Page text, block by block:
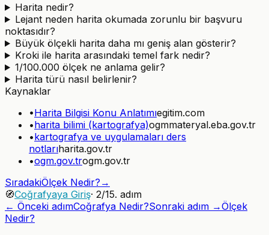
Harita nedir?
Lejant neden harita okumada zorunlu bir başvuru
noktasıdır?
Büyük ölçekli harita daha mı geniş alan gösterir?
Kroki ile harita arasındaki temel fark nedir?
1/100.000 ölçek ne anlama gelir?
Harita türü nasıl belirlenir?
Kaynaklar
•Harita Bilgisi Konu Anlatımıegitim.com
•harita bilimi (kartografya)ogmmateryal.eba.gov.tr
•kartografya ve uygulamaları ders
notlarıharita.gov.tr
•ogm.gov.trogm.gov.tr
SıradakiÖlçek Nedir? →
🧭Coğrafyaya Giriş· 2/15. adım
← Önceki adımCoğrafya Nedir?Sonraki adım →Ölçek
Nedir?